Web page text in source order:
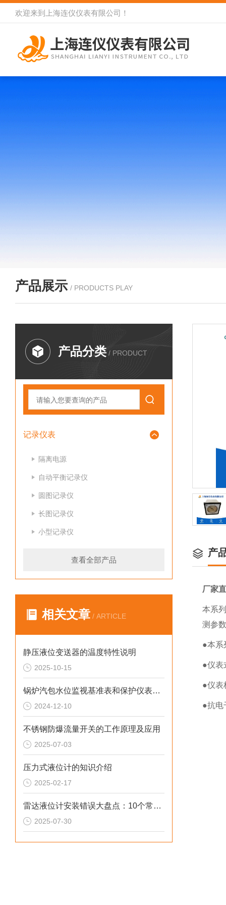
欢迎来到 上海连仪仪表有限公司 ！
产品展示 / PRODUCTS PLAY
产品分类 / PRODUCT
记录仪表
隔离电源
自动平衡记录仪
圆图记录仪
长图记录仪
小型记录仪
查看全部产品
相关文章 / ARTICLE
静压液位变送器的温度特性说明
2025-10-15
锅炉汽包水位监视基准表和保护仪表选型
2024-12-10
不锈钢防爆流量开关的工作原理及应用
2025-07-03
压力式液位计的知识介绍
2025-02-17
雷达液位计安装错误大盘点：10个常见问题影响测量精度
2025-07-30
产
厂家
本系
测参
●本系
●仪表
●仪表
●抗电